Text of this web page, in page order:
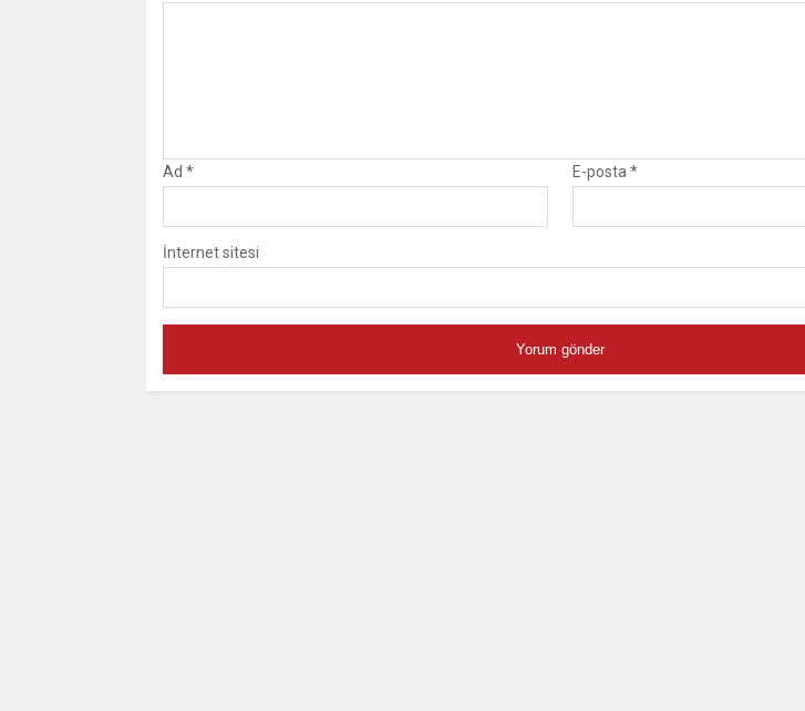
Ad * E-posta*
İnternet sitesi